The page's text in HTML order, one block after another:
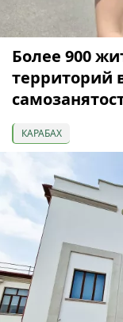
Более 900
территорий
КАРАБАХ